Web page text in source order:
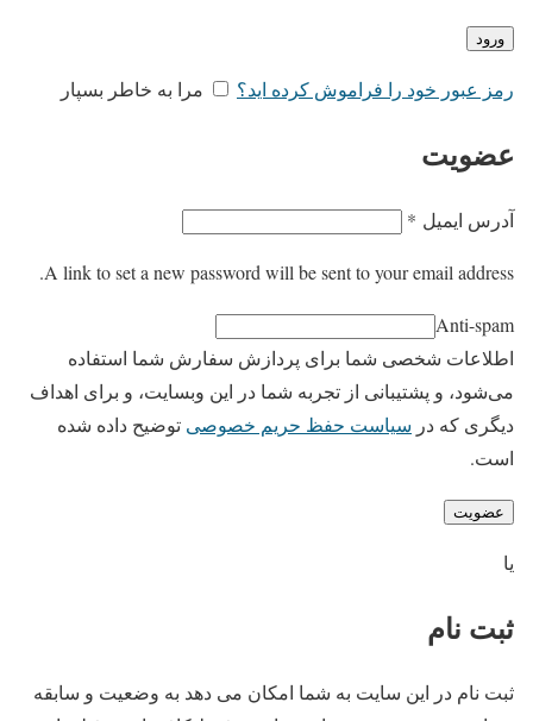
ورود
رمز عبور خود را فراموش کرده اید؟ مرا به خاطر بسپار
عضویت
آدرس ایمیل *
A link to set a new password will be sent to your email address.
Anti-spam
اطلاعات شخصی شما برای پردازش سفارش شما استفاده
می‌شود، و پشتیبانی از تجربه شما در این وبسایت، و برای اهداف
دیگری که در سیاست حفظ حریم خصوصی توضیح داده شده
است.
عضویت
یا
ثبت نام
ثبت نام در این سایت به شما امکان می دهد به وضعیت و سابقه